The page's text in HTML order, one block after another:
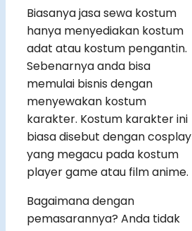
Biasanya jasa sewa kostum
hanya menyediakan kostum
adat atau kostum pengantin.
Sebenarnya anda bisa
memulai bisnis dengan
menyewakan kostum
karakter. Kostum karakter ini
biasa disebut dengan cosplay
yang megacu pada kostum
player game atau film anime.
Bagaimana dengan
pemasarannya? Anda tidak